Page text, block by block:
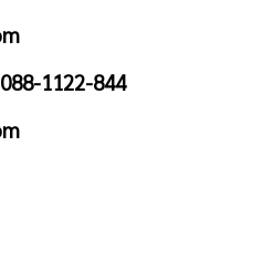
1122-844